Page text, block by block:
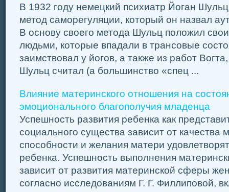
В 1932 году немецкий психиатр Йоган
метод саморегуляции, который он назвал
В основу своего метода Шульц положил
людьми, которые впадали в трансовые
заимствовал у йогов, а также из работ
Шульц считал (а большинство «спец ...
Влияние материнского отношения на
эмоционального благополучия младенца
Успешность развития ребенка как
социального существа зависит от качества
способности и желания матери
ребенка. Успешность выполнения
зависит от развития материнской сферы
согласно исследованиям Г. Г. Филлиповой,